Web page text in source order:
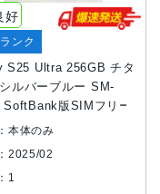
S25 Ultra 256GB チタ
ルバーブルー SM-
版SIMフリー
好
ンク
本体のみ
2025/02
1